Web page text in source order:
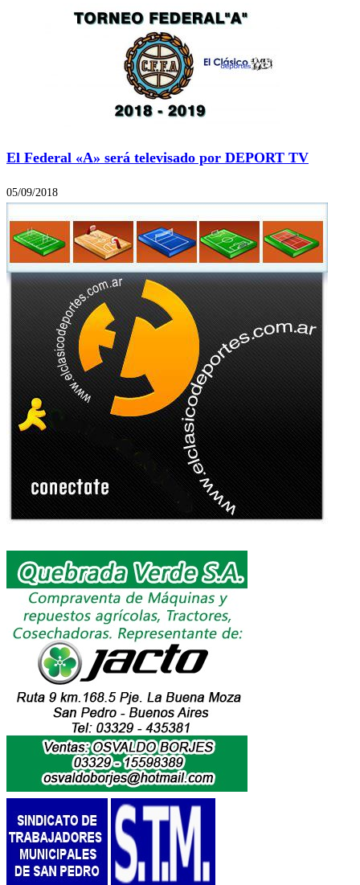
El Federal «A» será televisado por DEPORT TV
05/09/2018